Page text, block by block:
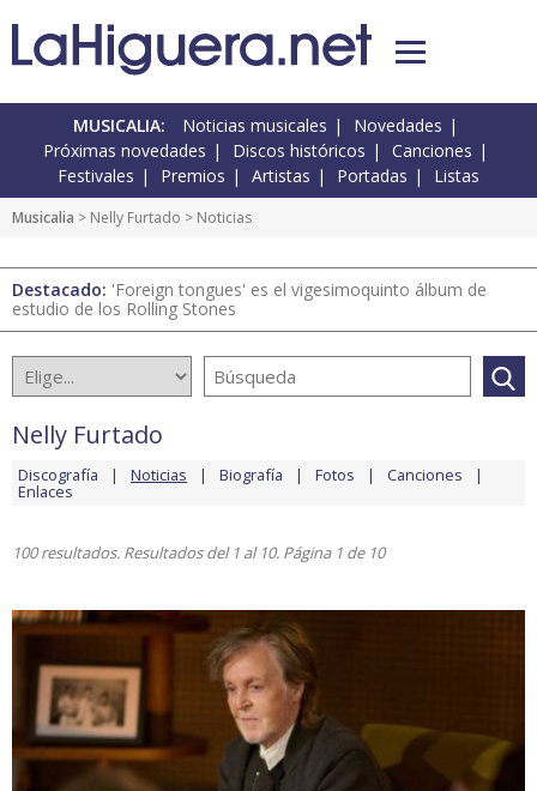
MUSICALIA: Noticias musicales
Novedades
Próximas novedades
Discos históricos
Canciones
Festivales
Premios Artistas Portadas Listas
Musicalia > Nelly Furtado > Noticias
Destacado: 'Foreign tongues' es el vigesimoquinto álbum de
estudio de los Rolling Stones
Nelly Furtado
Discografía Noticias Biografía Fotos Canciones
Enlaces
100 resultados. Resultados del 1 al 10. Página 1 de 10